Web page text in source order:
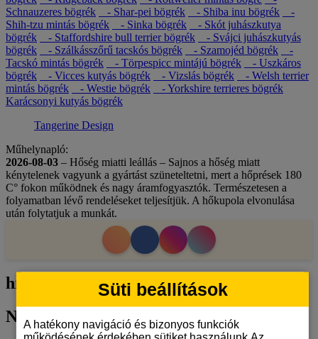
Schnauzeres bögrék
- Shar-pei bögrék - Shiba inu bögrék
-
Shih-tzu mintás bögrék
- Sinka bögrék
- Skót juhászkutya
bögrék
- Staffordshire bull terrier bögrék
- Svájci juhászkutyás
bögrék
- Szálkásszőrű tacskós bögrék - Szamojéd bögrék
-
Tacskó mintás bögrék
- Törpespicc mintájú bögrék
- Uszkáros
bögrék
- Vicces kutyás bögrék - Vizslás bögrék
- Welsh terrier
mintás bögrék
- Westie bögrék
- Yorkshire terrieres bögrék
Karácsonyi kutyás bögrék
Tangerine Design
Műhelynapló:
2026-08-03 – Hőség miatti leállás – Sajnos a hőség miatt
kénytelenek vagyunk a gyártást szüneteltetni, mert a hőprések 180
C° fokon működnek és nagy áramfogyasztók. Természetesen a
folyamatban lévő rendeléseket teljesítjük. A hőkupola elvonulása
után folytatjuk a munkát.
hírlevél
Németjuhász bögrék
Süti beállítások
A hatékony navigáció és bizonyos funkciók